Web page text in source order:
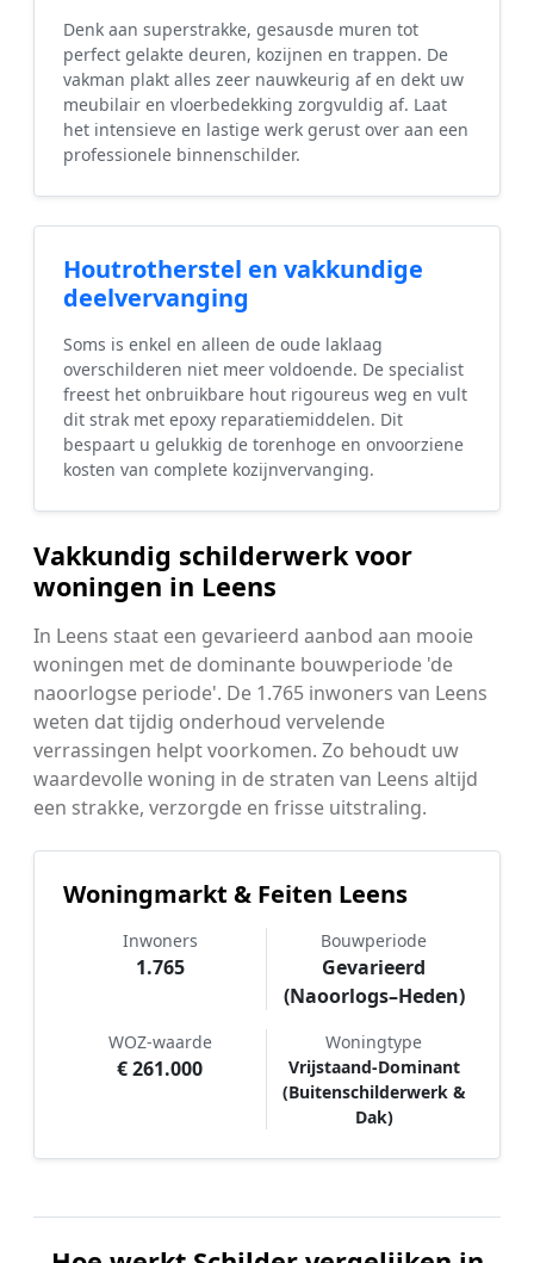
Denk aan superstrakke, gesausde muren tot
perfect gelakte deuren, kozijnen en trappen. De
vakman plakt alles zeer nauwkeurig af en dekt uw
meubilair en vloerbedekking zorgvuldig af. Laat
het intensieve en lastige werk gerust over aan een
professionele binnenschilder.
Houtrotherstel en vakkundige
deelvervanging
Soms is enkel en alleen de oude laklaag
overschilderen niet meer voldoende. De specialist
freest het onbruikbare hout rigoureus weg en vult
dit strak met epoxy reparatiemiddelen. Dit
bespaart u gelukkig de torenhoge en onvoorziene
kosten van complete kozijnvervanging.
Vakkundig schilderwerk voor
woningen in Leens
In Leens staat een gevarieerd aanbod aan mooie
woningen met de dominante bouwperiode 'de
naoorlogse periode'. De 1.765 inwoners van Leens
weten dat tijdig onderhoud vervelende
verrassingen helpt voorkomen. Zo behoudt uw
waardevolle woning in de straten van Leens altijd
een strakke, verzorgde en frisse uitstraling.
Woningmarkt & Feiten Leens
Inwoners
1.765
Bouwperiode
Gevarieerd
(Naoorlogs–Heden)
WOZ-waarde
€ 261.000
Woningtype
Vrijstaand-Dominant
(Buitenschilderwerk &
Dak)